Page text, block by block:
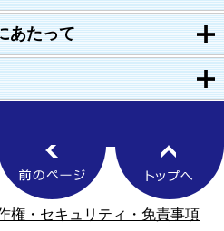
あたって
権・セキュリティ・免責事項